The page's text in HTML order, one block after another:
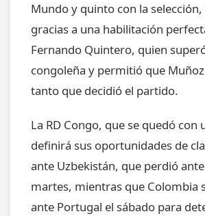
Mundo y quinto con la
gracias a una habilitación
Fernando Quintero, quien
congoleña y permitió que
tanto que decidió el partido.
La RD Congo, que se quedó con
definirá sus oportunidades de
ante Uzbekistán, que perdió
martes, mientras que Colombia
ante Portugal el sábado para